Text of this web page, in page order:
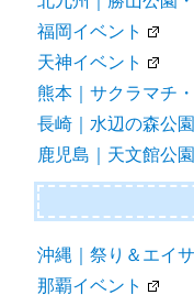
福岡イベント
天神イベント
熊本｜サクラマチ
長崎｜水辺の森公
鹿児島｜天文館公
沖縄｜祭り＆エイ
那覇イベント